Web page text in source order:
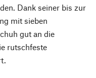
Dank seiner bis zur
mit sieben
gut an die
rutschfeste